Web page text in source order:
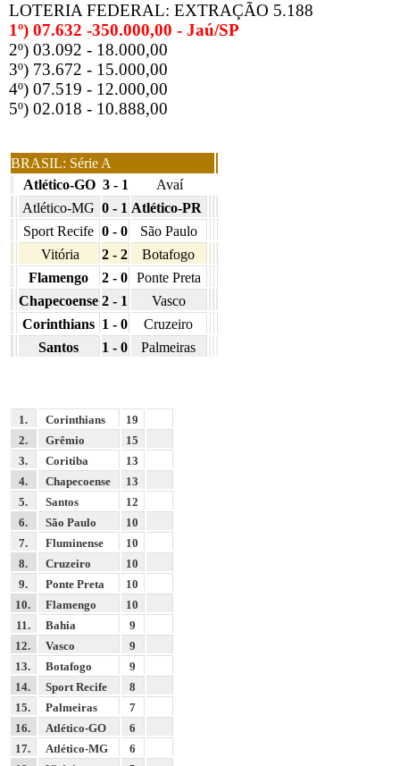
LOTERIA FEDERAL: EXTRAÇÃO 5.188
1º) 07.632 -350.000,00 - Jaú/SP
2º) 03.092 - 18.000,00
3º) 73.672 - 15.000,00
4º) 07.519 - 12.000,00
5º) 02.018 - 10.888,00
BRASIL: Série A
Atlético-GO 3 - 1
Avaí
Atlético-MG 0 - 1 Atlético-PR
Sport Recife 0 - 0
São Paulo
Vitória
2 - 2
Botafogo
Flamengo
2 - 0 Ponte Preta
Chapecoense 2 - 1
Vasco
Corinthians 1 - 0
Cruzeiro
Santos
1 - 0 Palmeiras
1. Corinthians
19
2.
Grêmio
15
3.
Coritiba
13
4.
Chapecoense
13
5.
Santos
12
6.
São Paulo
10
7.
Fluminense
10
8.
Cruzeiro
10
9.
Ponte Preta
10
10.
Flamengo
10
11.
Bahia
9
12.
Vasco
9
13.
Botafogo
9
14.
Sport Recife
8
15.
Palmeiras
7
16.
Atlético-GO
6
17.
Atlético-MG
6